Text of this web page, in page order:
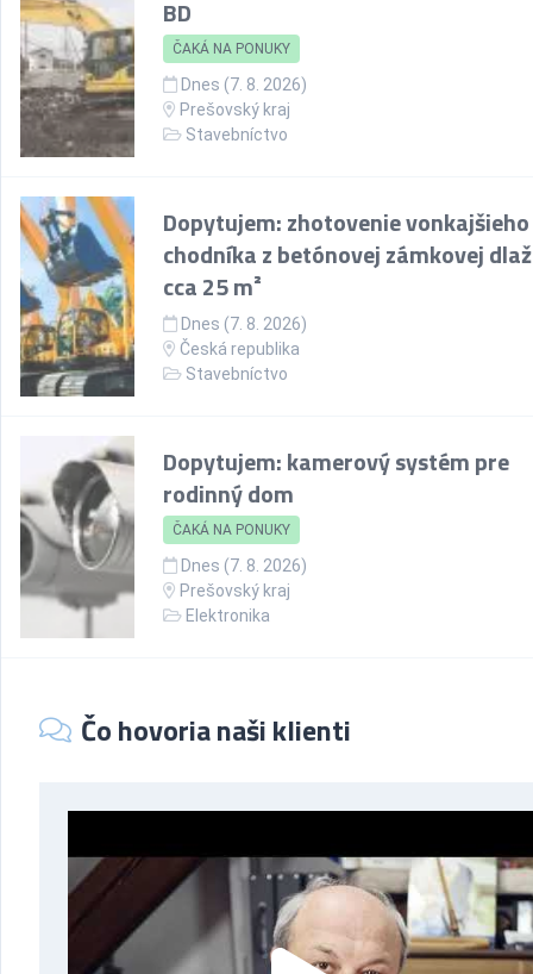
BD
ČAKÁ NA PONUKY
Dnes (7. 8. 2026)
Prešovský kraj
Stavebníctvo
Dopytujem: zhotovenie vonkajšieho
chodníka z betónovej zámkovej
cca 25 m²
Dnes (7. 8. 2026)
Česká republika
Stavebníctvo
Dopytujem: kamerový systém pre
rodinný dom
ČAKÁ NA PONUKY
Dnes (7. 8. 2026)
Prešovský kraj
Elektronika
Čo hovoria naši klienti